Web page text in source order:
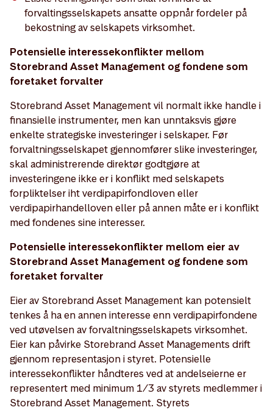
forvaltingsselskapets ansatte oppnår fordeler på
bekostning av selskapets virksomhet.
Potensielle interessekonflikter mellom
Storebrand Asset Management og fondene som
foretaket forvalter
Storebrand Asset Management vil normalt ikke handle i
finansielle instrumenter, men kan unntaksvis gjøre
enkelte strategiske investeringer i selskaper. Før
forvaltningsselskapet gjennomfører slike investeringer,
skal administrerende direktør godtgjøre at
investeringene ikke er i konflikt med selskapets
forpliktelser iht verdipapirfondloven eller
verdipapirhandelloven eller på annen måte er i konflikt
med fondenes sine interesser.
Potensielle interessekonflikter mellom eier av
Storebrand Asset Management og fondene som
foretaket forvalter
Eier av Storebrand Asset Management kan potensielt
tenkes å ha en annen interesse enn verdipapirfondene
ved utøvelsen av forvaltningsselskapets virksomhet.
Eier kan påvirke Storebrand Asset Managements drift
gjennom representasjon i styret. Potensielle
interessekonflikter håndteres ved at andelseierne er
representert med minimum 1/3 av styrets medlemmer i
Storebrand Asset Management. Styrets